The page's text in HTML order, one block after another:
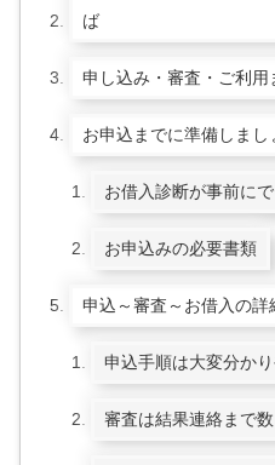
ば
申し込み・審査・ご利
お申込までに準備しまし
お借入診断が事前に
お申込みの必要書類
申込～審査～お借入の詳
申込手順は大変分か
審査は結果連絡まで